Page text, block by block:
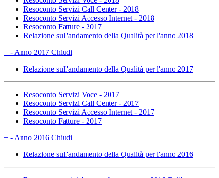
Resoconto Servizi Call Center - 2018
Resoconto Servizi Accesso Internet - 2018
Resoconto Fatture - 2017
Relazione sull'andamento della Qualità per l'anno 2018
+ - Anno 2017 Chiudi
Relazione sull'andamento della Qualità per l'anno 2017
Resoconto Servizi Voce - 2017
Resoconto Servizi Call Center - 2017
Resoconto Servizi Accesso Internet - 2017
Resoconto Fatture - 2017
+ - Anno 2016 Chiudi
Relazione sull'andamento della Qualità per l'anno 2016